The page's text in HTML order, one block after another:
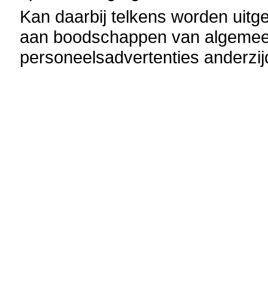
Kan daarbij telkens worden
aan boodschappen van
personeelsadvertenties